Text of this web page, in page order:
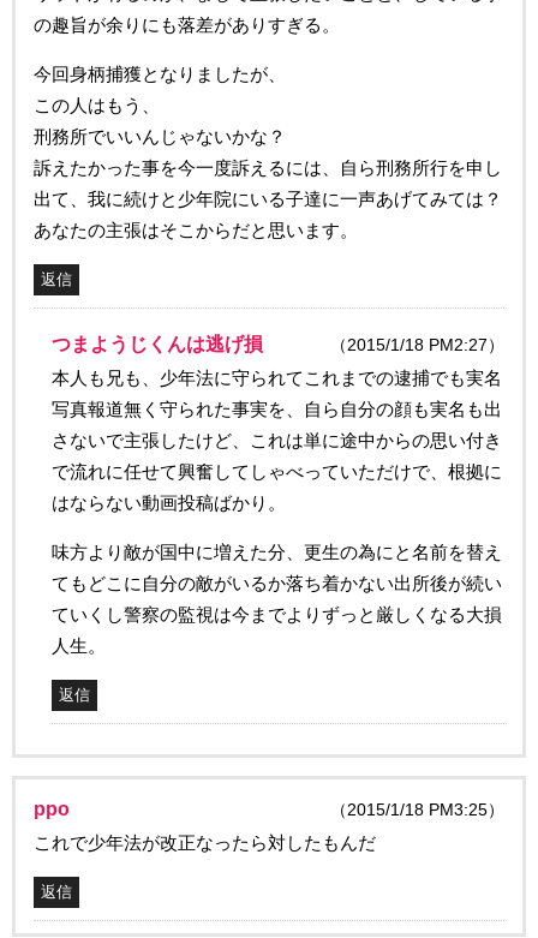
の趣旨が余りにも落差がありすぎる。
今回身柄捕獲となりましたが、
この人はもう、
刑務所でいいんじゃないかな？
訴えたかった事を今一度訴えるには、自ら刑務所行を申し
出て、我に続けと少年院にいる子達に一声あげてみては？
あなたの主張はそこからだと思います。
返信
つまようじくんは逃げ損 （2015/1/18 PM2:27）
本人も兄も、少年法に守られてこれまでの逮捕でも実名
写真報道無く守られた事実を、自ら自分の顔も実名も出
さないで主張したけど、これは単に途中からの思い付き
で流れに任せて興奮してしゃべっていただけで、根拠に
はならない動画投稿ばかり。
味方より敵が国中に増えた分、更生の為にと名前を替え
てもどこに自分の敵がいるか落ち着かない出所後が続い
ていくし警察の監視は今までよりずっと厳しくなる大損
人生。
返信
ppo （2015/1/18 PM3:25）
これで少年法が改正なったら対したもんだ
返信